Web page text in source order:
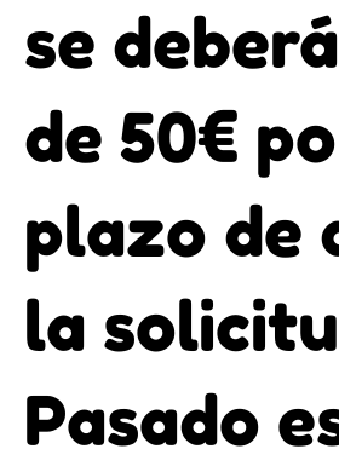
se
de 50€
plazo de
la
Pasado